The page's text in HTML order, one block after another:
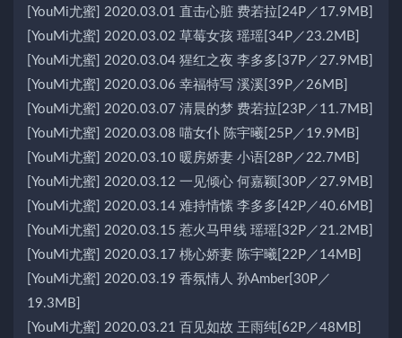
[YouMi尤蜜] 2020.03.01 直击心脏 费若拉[24P／17.9MB]
[YouMi尤蜜] 2020.03.02 草莓女孩 瑶瑶[34P／23.2MB]
[YouMi尤蜜] 2020.03.04 猩红之夜 李多多[37P／27.9MB]
[YouMi尤蜜] 2020.03.06 幸福特写 溪溪[39P／26MB]
[YouMi尤蜜] 2020.03.07 清晨的梦 费若拉[23P／11.7MB]
[YouMi尤蜜] 2020.03.08 喵女仆 陈宇曦[25P／19.9MB]
[YouMi尤蜜] 2020.03.10 暖房娇妻 小语[28P／22.7MB]
[YouMi尤蜜] 2020.03.12 一见倾心 何嘉颖[30P／27.9MB]
[YouMi尤蜜] 2020.03.14 难持情愫 李多多[42P／40.6MB]
[YouMi尤蜜] 2020.03.15 惹火马甲线 瑶瑶[32P／21.2MB]
[YouMi尤蜜] 2020.03.17 桃心娇妻 陈宇曦[22P／14MB]
[YouMi尤蜜] 2020.03.19 香氛情人 孙Amber[30P／
19.3MB]
[YouMi尤蜜] 2020.03.21 百见如故 王雨纯[62P／48MB]